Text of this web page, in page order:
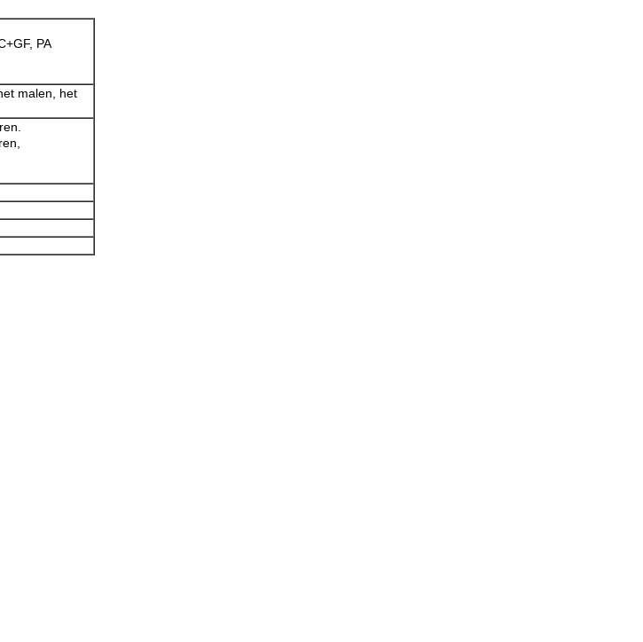
PA
malen, het